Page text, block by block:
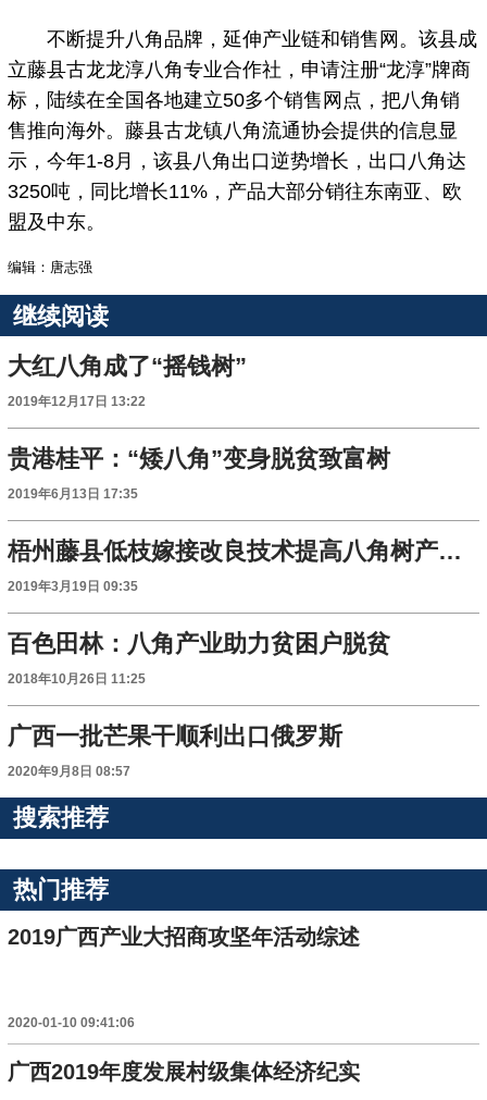
不断提升八角品牌，延伸产业链和销售网。该县成
立藤县古龙龙淳八角专业合作社，申请注册“龙淳”牌商
标，陆续在全国各地建立50多个销售网点，把八角销
售推向海外。藤县古龙镇八角流通协会提供的信息显
示，今年1-8月，该县八角出口逆势增长，出口八角达
3250吨，同比增长11%，产品大部分销往东南亚、欧
盟及中东。
编辑：唐志强
继续阅读
大红八角成了“摇钱树”
2019年12月17日 13:22
贵港桂平：“矮八角”变身脱贫致富树
2019年6月13日 17:35
梧州藤县低枝嫁接改良技术提高八角树产量和品质
2019年3月19日 09:35
百色田林：八角产业助力贫困户脱贫
2018年10月26日 11:25
广西一批芒果干顺利出口俄罗斯
2020年9月8日 08:57
搜索推荐
热门推荐
2019广西产业大招商攻坚年活动综述
2020-01-10 09:41:06
广西2019年度发展村级集体经济纪实